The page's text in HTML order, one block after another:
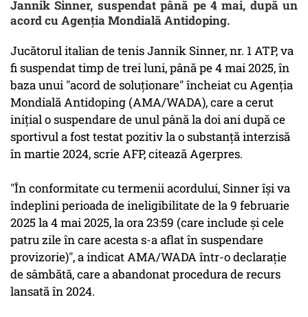
Jannik Sinner, suspendat până pe 4 mai, după un
acord cu Agenţia Mondială Antidoping.
Jucătorul italian de tenis Jannik Sinner, nr. 1 ATP, va
fi suspendat timp de trei luni, până pe 4 mai 2025, în
baza unui "acord de soluţionare" încheiat cu Agenţia
Mondială Antidoping (AMA/WADA), care a cerut
iniţial o suspendare de unul până la doi ani după ce
sportivul a fost testat pozitiv la o substanţă interzisă
în martie 2024, scrie AFP, citează Agerpres.
"În conformitate cu termenii acordului, Sinner îşi va
îndeplini perioada de ineligibilitate de la 9 februarie
2025 la 4 mai 2025, la ora 23:59 (care include şi cele
patru zile în care acesta s-a aflat în suspendare
provizorie)", a indicat AMA/WADA într-o declaraţie
de sâmbătă, care a abandonat procedura de recurs
lansată în 2024.